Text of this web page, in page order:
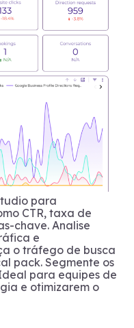
para
CTR, taxa de
chave. Analise
e
o tráfego de busca
pack. Segmente os
para equipes de
e otimizarem o